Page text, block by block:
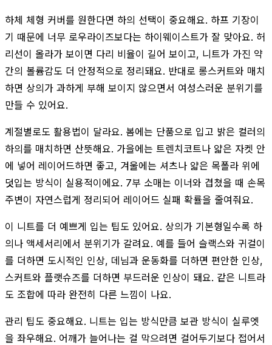
하체 체형 커버를 원한다면 하의 선택이 중요해요. 하프 기장이
기 때문에 너무 로우라이즈보다는 하이웨이스트가 잘 맞아요. 허
리선이 올라가 보이면 다리 비율이 길어 보이고, 니트가 가진 약
간의 볼륨감도 더 안정적으로 정리돼요. 반대로 롱스커트와 매치
하면 상의가 과하게 부해 보이지 않으면서 여성스러운 분위기를
만들 수 있어요.
계절별로도 활용법이 달라요. 봄에는 단품으로 입고 밝은 컬러의
하의를 매치하면 산뜻해요. 가을에는 트렌치코트나 얇은 자켓 안
에 넣어 레이어드하면 좋고, 겨울에는 셔츠나 얇은 목폴라 위에
덧입는 방식이 실용적이에요. 7부 소매는 이너와 겹쳤을 때 손목
주변이 자연스럽게 정리되어 레이어드 실패 확률을 줄여줘요.
이 니트를 더 예쁘게 입는 팁도 있어요. 상의가 기본형일수록 하
의나 액세서리에서 분위기가 갈려요. 예를 들어 슬랙스와 귀걸이
를 더하면 도시적인 인상, 데님과 운동화를 더하면 편안한 인상,
스커트와 플랫슈즈를 더하면 부드러운 인상이 돼요. 같은 니트라
도 조합에 따라 완전히 다른 느낌이 나요.
관리 팁도 중요해요. 니트는 입는 방식만큼 보관 방식이 실루엣
을 좌우해요. 어깨가 늘어나는 걸 막으려면 걸어두기보다 접어서